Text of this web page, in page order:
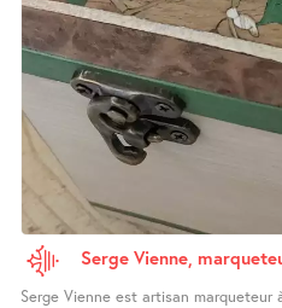
Serge Vienne,
Serge Vienne est artisan marqueteur